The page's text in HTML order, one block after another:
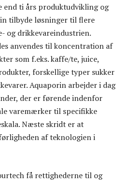
end ti års produktudvikling og
tilbyde løsninger til flere
og drikkevareindustrien.
anvendes til koncentration af
som f.eks. kaffe/te, juice,
forskellige typer sukker
Aquaporin arbejder i dag
der er førende indenfor
varemærker til specifikke
Næste skridt er at
af ​​teknologien i
få rettighederne til og